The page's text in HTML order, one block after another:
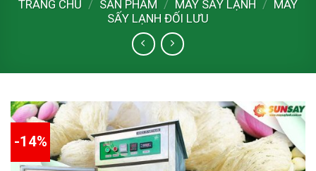
TRANG CHỦ / SẢN PHẨM / MÁY SẤY LẠNH / MÁY
SẤY LẠNH ĐỐI LƯU
-14%